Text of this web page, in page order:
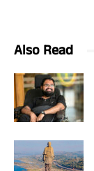
Also Read